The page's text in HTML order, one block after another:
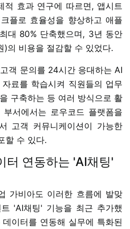
적 효과 연구에 따르면, 앱시트
플로 효율성을 향상하고 애플
대 80% 단축했으며, 3년 동안
)의 비용을 절감할 수 있었다.
객 문의를 24시간 응대하는 AI
료를 학습시켜 직원들의 업무
구축하는 등 여러 방식으로 활
서에서는 로우코드 플랫폼을
고객 커뮤니케이션이 가능한
할 수 있다.
터 연동하는 'AI채팅'
가비아도 이러한 흐름에 발맞
'AI채팅' 기능을 최근 추가했
이터를 연동해 실무에 특화된